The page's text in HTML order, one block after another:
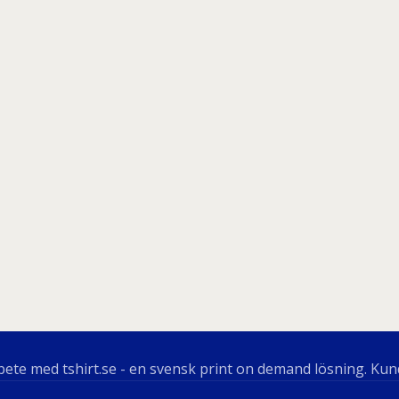
med tshirt.se - en svensk print on demand lösning.